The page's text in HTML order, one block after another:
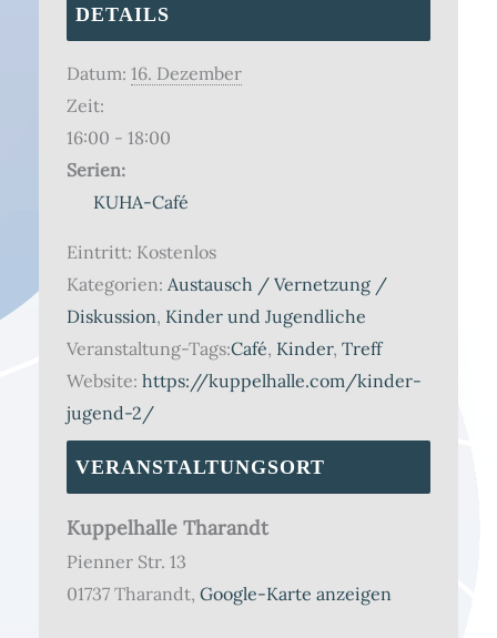
DETAILS
Datum: 16. Dezember
Zeit:
16:00 - 18:00
Serien:
KUHA-Café
Eintritt: Kostenlos
Kategorien: Austausch / Vernetzung /
Diskussion, Kinder und Jugendliche
Veranstaltung-Tags:Café, Kinder, Treff
Website: https://kuppelhalle.com/kinder-
jugend-2/
VERANSTALTUNGSORT
Kuppelhalle Tharandt
Pienner Str. 13
01737 Tharandt, Google-Karte anzeigen